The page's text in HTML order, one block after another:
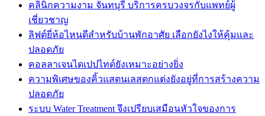
คลินิกความงาม จันทบุรี บริการครบวงจรกับแพทย์ผู้
เชี่ยวชาญ
ลิฟต์ยี่ห้อไหนดีสำหรับบ้านพักอาศัย เลือกยังไงให้คุ้มและ
ปลอดภัย
คอลลาเจนไดเปปไทด์ยังเหมาะอย่างยิ่ง
ความพิเศษของคิ้วแสตนเลสตกแต่งยังอยู่ที่การสร้างความ
ปลอดภัย
ระบบ Water Treatment จึงเปรียบเสมือนหัวใจของการ